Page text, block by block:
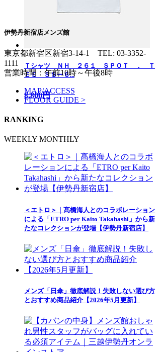
Ｔシャツ ＮＨ ２６１ ＳＰＯＴ ． Ｔ
ＥＥ ＳＳー６...
8,800円
伊勢丹新宿店メンズ館
東京都新宿区新宿3-14-1 TEL: 03-3352-
1111
営業時間：午前10時～午後8時
MAP/ACCESS
FLOOR GUIDE >
RANKING
WEEKLY MONTHLY
＜エトロ＞｜髙橋海人とのコラボレーション
による「ETRO per Kaito Takahashi」から新
たなコレクションが登場【伊勢丹新宿店】
メンズ「日傘」徹底解説！失敗しない選び方
とおすすめ商品紹介【2026年5月更新】